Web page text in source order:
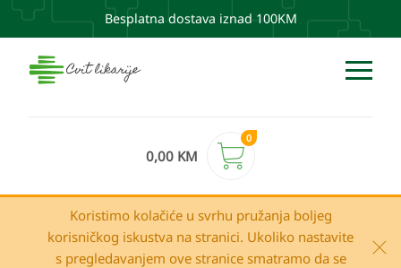
Besplatna dostava iznad 100KM
0,00 KM
0
Koristimo kolačiće u svrhu pružanja boljeg
korisničkog iskustva na stranici. Ukoliko nastavite
s pregledavanjem ove stranice smatramo da se